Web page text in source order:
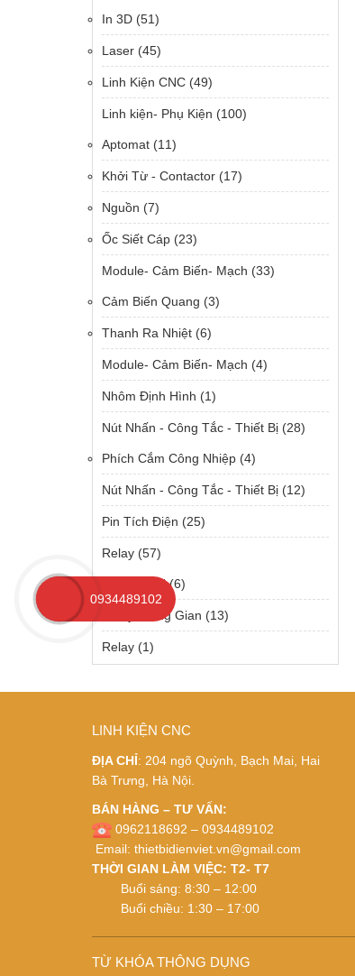
In 3D (51)
Laser (45)
Linh Kiện CNC (49)
Linh kiện- Phụ Kiện (100)
Aptomat (11)
Khởi Từ - Contactor (17)
Nguồn (7)
Ốc Siết Cáp (23)
Module- Cảm Biến- Mạch (33)
Cảm Biến Quang (3)
Thanh Ra Nhiệt (6)
Module- Cảm Biến- Mạch (4)
Nhôm Định Hình (1)
Nút Nhấn - Công Tắc - Thiết Bị (28)
Phích Cắm Công Nhiệp (4)
Nút Nhấn - Công Tắc - Thiết Bị (12)
Pin Tích Điện (25)
Relay (57)
Relay Solid (6)
Relay Trung Gian (13)
Relay (1)
LINH KIỆN CNC
ĐỊA CHỈ: 204 ngõ Quỳnh, Bạch Mai, Hai
Bà Trưng, Hà Nội.
BÁN HÀNG – TƯ VẤN:
0962118692 – 0934489102
Email: thietbidienviet.vn@gmail.com
THỜI GIAN LÀM VIỆC: T2- T7
Buổi sáng: 8:30 – 12:00
Buổi chiều: 1:30 – 17:00
TỪ KHÓA THÔNG DỤNG
0934489102